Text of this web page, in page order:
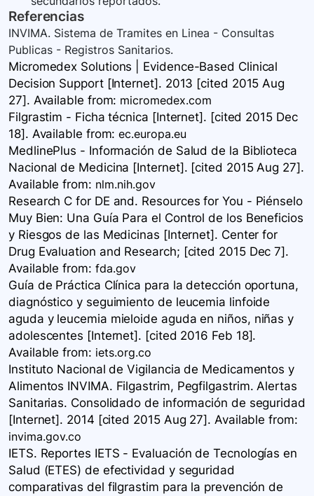
Referencias
INVIMA. Sistema de Tramites en Linea - Consultas
Publicas - Registros Sanitarios.
Micromedex Solutions | Evidence-Based Clinical
Decision Support [Internet]. 2013 [cited 2015 Aug
27]. Available from: micromedex.com
Filgrastim - Ficha técnica [Internet]. [cited 2015 Dec
18]. Available from:ec.europa.eu
MedlinePlus - Información de Salud de la Biblioteca
Nacional de Medicina [Internet]. [cited 2015 Aug 27].
Available from: nlm.nih.gov
Research C for DE and. Resources for You - Piénselo
Muy Bien: Una Guía Para el Control de los Beneficios
y Riesgos de las Medicinas [Internet]. Center for
Drug Evaluation and Research; [cited 2015 Dec 7].
Available from: fda.gov
Guía de Práctica Clínica para la detección oportuna,
diagnóstico y seguimiento de leucemia linfoide
aguda y leucemia mieloide aguda en niños, niñas y
adolescentes [Internet]. [cited 2016 Feb 18].
Available from: iets.org.co
Instituto Nacional de Vigilancia de Medicamentos y
Alimentos INVIMA. Filgastrim, Pegfilgastrim. Alertas
Sanitarias. Consolidado de información de seguridad
[Internet]. 2014 [cited 2015 Aug 27]. Available from:
invima.gov.co
IETS. Reportes IETS - Evaluación de Tecnologías en
Salud (ETES) de efectividad y seguridad
comparativas del filgrastim para la prevención de